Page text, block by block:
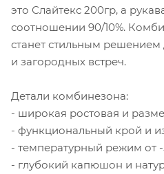
это Слайтекс 200гр, а
соотношении 90/10%.
станет стильным решением
и загородных встреч.
Детали комбинезона:
- широкая ростовая и
- функциональный крой и
- температурный режим от
- глубокий капюшон и